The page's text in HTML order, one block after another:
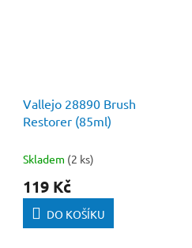
Vallejo 28890 Brush
Restorer (85ml)
Skladem (2 ks)
119 Kč
DO KOŠÍKU